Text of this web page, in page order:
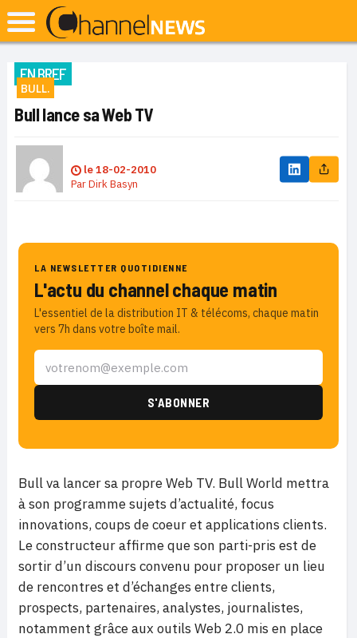
EN BREF
BULL.
Bull lance sa Web TV
le18-02-2010
ParDirk Basyn
LA NEWSLETTER QUOTIDIENNE
L'actu du channel chaque matin
L'essentiel de la distribution IT & télécoms, chaque matin
vers 7h dans votre boîte mail.
Bull va lancer sa propre Web TV. Bull World mettra
à son programme sujets d’actualité, focus
innovations, coups de coeur et applications clients.
Le constructeur affirme que son parti-pris est de
sortir d’un discours convenu pour proposer un lieu
de rencontres et d’échanges entre clients,
prospects, partenaires, analystes, journalistes,
notamment grâce aux outils Web 2.0 mis en place